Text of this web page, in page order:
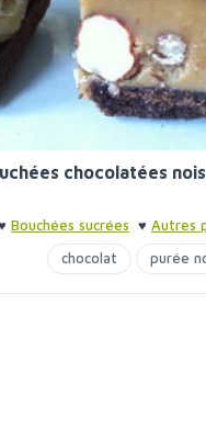
chocolatées
Bouchées sucrées ♥ Autres
chocolat
purée
sirop d'agave